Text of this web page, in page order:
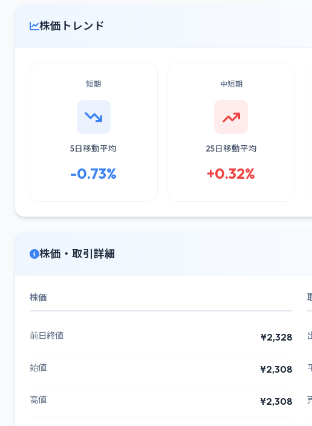
株価トレンド
短期
5日移動平均
-0.73%
中短期
25日移動平均
+0.32%
株価・取引詳細
株価
前日終値 ¥2,328
始値 ¥2,308
高値 ¥2,308